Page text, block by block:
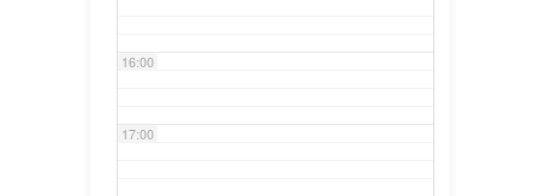
16:00
17:00